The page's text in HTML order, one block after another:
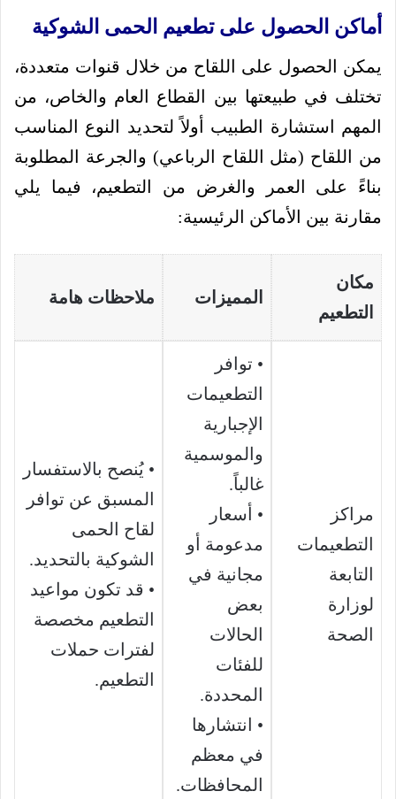
أماكن الحصول على تطعيم الحمى الشوكية
يمكن الحصول على اللقاح من خلال قنوات متعددة،
تختلف في طبيعتها بين القطاع العام والخاص، من
المهم استشارة الطبيب أولاً لتحديد النوع المناسب
من اللقاح (مثل اللقاح الرباعي) والجرعة المطلوبة
بناءً على العمر والغرض من التطعيم، فيما يلي
مقارنة بين الأماكن الرئيسية:
مكان
التطعيم
المميزات ملاحظات هامة
مراكز
التطعيمات
التابعة
لوزارة
الصحة
• توافر
التطعيمات
الإجبارية
والموسمية
غالباً.
• أسعار
مدعومة أو
مجانية في
بعض
الحالات
للفئات
المحددة.
• انتشارها
في معظم
المحافظات.
• يُنصح بالاستفسار
المسبق عن توافر
لقاح الحمى
الشوكية بالتحديد.
• قد تكون مواعيد
التطعيم مخصصة
لفترات حملات
التطعيم.